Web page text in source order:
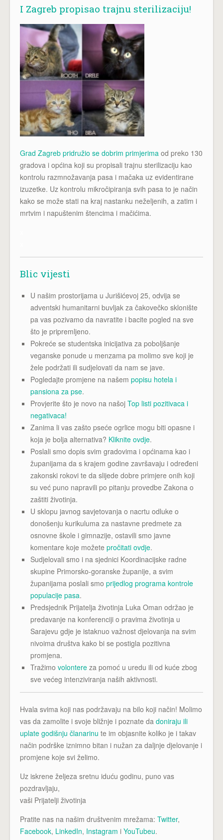
I Zagreb propisao trajnu sterilizaciju!
Grad Zagreb pridružio se dobrim primjerima od preko 130
gradova i općina koji su propisali trajnu sterilizaciju kao
kontrolu razmnožavanja pasa i mačaka uz evidentirane
izuzetke. Uz kontrolu mikročipiranja svih pasa to je način
kako se može stati na kraj nastanku neželjenih, a zatim i
mrtvim i napuštenim štencima i mačićima.
Blic vijesti
U našim prostorijama u Jurišićevoj 25, odvija se
adventski humanitarni buvljak za čakovečko sklonište
pa vas pozivamo da navratite i bacite pogled na sve
što je pripremljeno.
Pokreće se studentska inicijativa za poboljšanje
veganske ponude u menzama pa molimo sve koji je
žele podržati ili sudjelovati da nam se jave.
Pogledajte promjene na našem popisu hotela i
pansiona za pse.
Provjerite što je novo na našoj Top listi pozitivaca i
negativaca!
Zanima li vas zašto pseće ogrlice mogu biti opasne i
koja je bolja alternativa? Kliknite ovdje.
Poslali smo dopis svim gradovima i općinama kao i
županijama da s krajem godine završavaju i određeni
zakonski rokovi te da slijede dobre primjere onih koji
su već puno napravili po pitanju provedbe Zakona o
zaštiti životinja.
U sklopu javnog savjetovanja o nacrtu odluke o
donošenju kurikuluma za nastavne predmete za
osnovne škole i gimnazije, ostavili smo javne
komentare koje možete pročitati ovdje.
Sudjelovali smo i na sjednici Koordinacijske radne
skupine Primorsko-goranske županije, a svim
županijama poslali smo prijedlog programa kontrole
populacije pasa.
Predsjednik Prijatelja životinja Luka Oman održao je
predavanje na konferenciji o pravima životinja u
Sarajevu gdje je istaknuo važnost djelovanja na svim
nivoima društva kako bi se postigla pozitivna
promjena.
Tražimo volontere za pomoć u uredu ili od kuće zbog
sve većeg intenziviranja naših aktivnosti.
Hvala svima koji nas podržavaju na bilo koji način! Molimo
vas da zamolite i svoje bližnje i poznate da doniraju ili
uplate godišnju članarinu te im objasnite koliko je i takav
način podrške iznimno bitan i nužan za daljnje djelovanje i
promjene koje svi želimo.
Uz iskrene željeza sretnu iduću godinu, puno vas
pozdravljaju,
vaši Prijatelji životinja
Pratite nas na našim društvenim mrežama: Twitter,
Facebook, LinkedIn, Instagram i YouTubeu.